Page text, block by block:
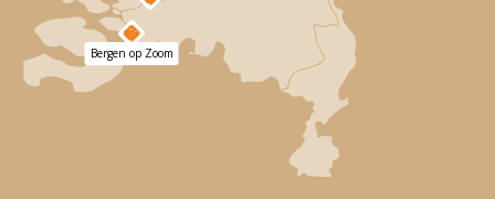
Bergen op Zoom